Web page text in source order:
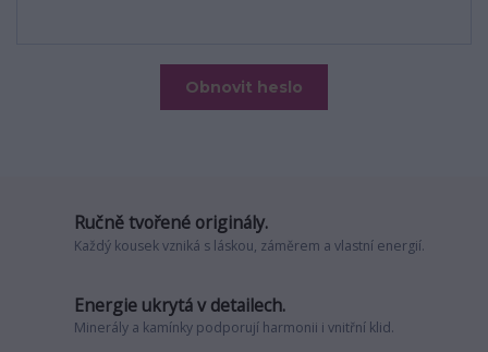
Obnovit heslo
Ručně tvořené originály.
Každý kousek vzniká s láskou, záměrem a vlastní energií.
Energie ukrytá v detailech.
Minerály a kamínky podporují harmonii i vnitřní klid.